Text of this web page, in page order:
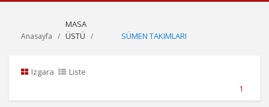
Anasayfa
MASA
ÜSTÜ
SÜMEN TAKIMLARI
Izgara
Liste
1